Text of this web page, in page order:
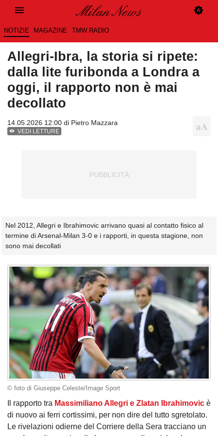
NOTIZIE MAGAZINE TMW RADIO
Allegri-Ibra, la storia si ripete:
dalla lite furibonda a Londra a
oggi, il rapporto non è mai
decollato
14.05.2026 12:00 di Pietro Mazzara
VEDI LETTURE
Nel 2012, Allegri e Ibrahimovic arrivano quasi al contatto fisico al
termine di Arsenal-Milan 3-0 e i rapporti, in questa stagione, non
sono mai decollati
© foto di Giuseppe Celeste/Image Sport
Il rapporto tra Massimiliano Allegri e Zlatan Ibrahimovic è
di nuovo ai ferri cortissimi, per non dire del tutto sgretolato.
Le rivelazioni odierne del Corriere della Sera tracciano un